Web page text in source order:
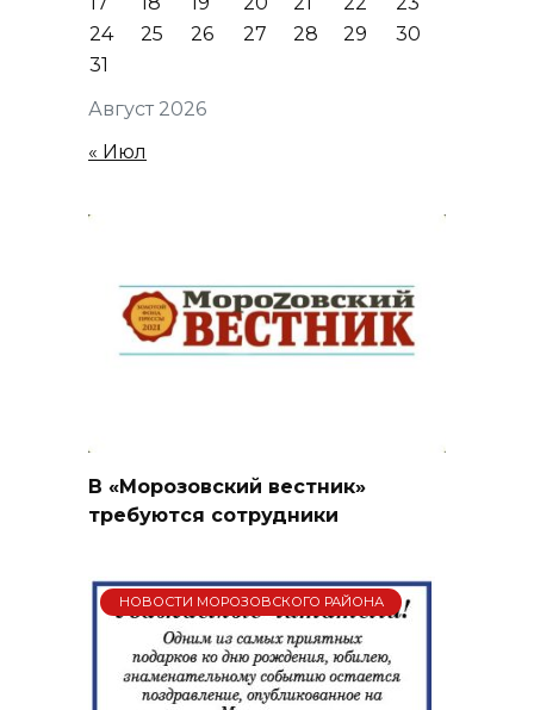
Август 2026
24
25 26 27 28 29
30
31
« Июл
В «Морозовский вестник»
требуются сотрудники
НОВОСТИ МОРОЗОВСКОГО РАЙОНА